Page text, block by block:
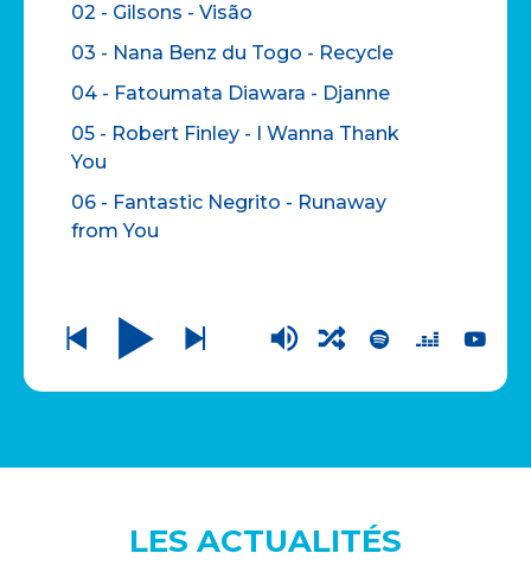
02 - Gilsons - Visão
03 - Nana Benz du Togo - Recycle
04 - Fatoumata Diawara - Djanne
05 - Robert Finley - I Wanna Thank
You
06 - Fantastic Negrito - Runaway
from You
08 - Michelle David & The True-Tones
- Speak To Me
LES ACTUALITÉS